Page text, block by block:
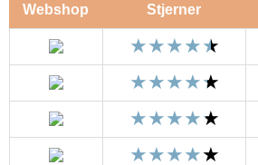
Webshop Stjerner